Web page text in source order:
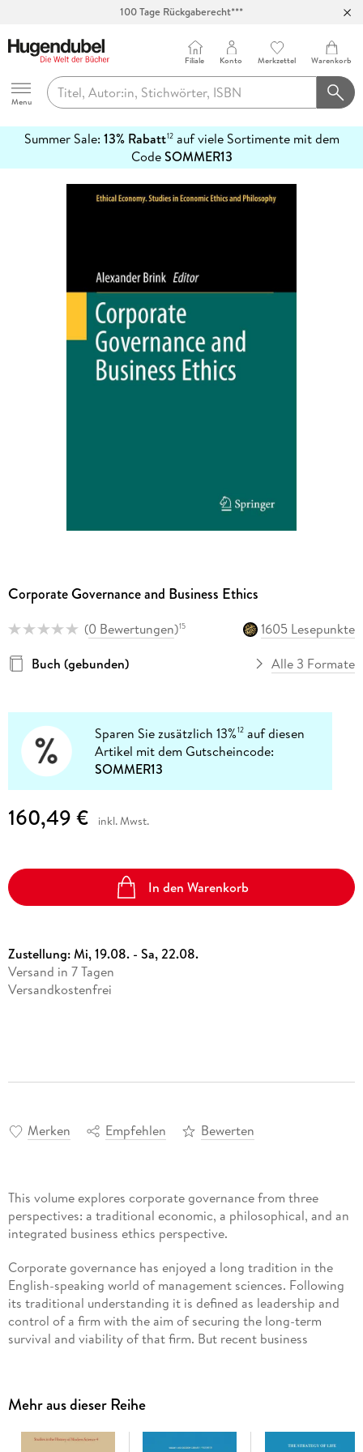
100 Tage Rückgaberecht***
Hugendubel
Menu
Filiale Konto Merkzettel Warenkorb
Summer Sale: 13% Rabatt12auf viele Sortimente mit dem
CodeSOMMER13
erfahren
Corporate Governance and Business Ethics
(0 Bewertungen)15
1605 Lesepunkte
Buch (gebunden)
Alle 3 Formate
Sparen Sie zusätzlich 13%12 auf diesen
Artikel mit dem Gutscheincode:
SOMMER13
160,49 € inkl. Mwst.
In den Warenkorb
Zustellung:Mi, 19.08. - Sa, 22.08.
Versand in 7 Tagen
Versandkostenfrei
Merken Empfehlen Bewerten
This volume explores corporate governance from three
perspectives: a traditional economic, a philosophical, and an
integrated business ethics perspective.
Corporate governance has enjoyed a long tradition in the
English-speaking world of management sciences. Following
its traditional understanding it is defined as leadership and
control of a firm with the aim of securing the long-term
survival and viability of that firm. But recent business
criticized by many social groups. Economic sciences have
failed to provide a clear definition of the corporate
governance concept. Complexity increases if we embed the
Mehr aus dieser Reihe